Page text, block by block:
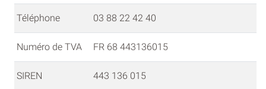
Téléphone 03 88 22 42 40
Numéro de TVA FR 68 443136015
SIREN 443 136 015